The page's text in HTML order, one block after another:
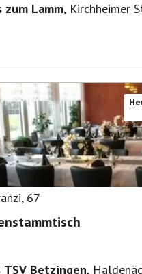
zum Lamm, Kirchheimer
, 67
TSV Betzingen,